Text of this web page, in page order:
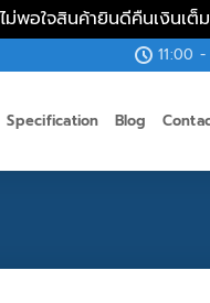
พอใจสินค้ายินดีคืนเงินเต็
11:00
Specification Blog